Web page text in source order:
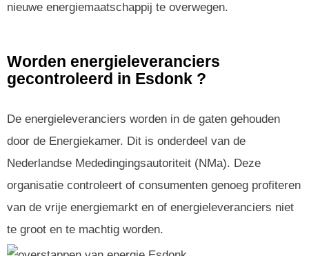
nieuwe energiemaatschappij te overwegen.
Worden energieleveranciers
gecontroleerd in Esdonk ?
De energieleveranciers worden in de gaten gehouden
door de Energiekamer. Dit is onderdeel van de
Nederlandse Mededingingsautoriteit (NMa). Deze
organisatie controleert of consumenten genoeg profiteren
van de vrije energiemarkt en of energieleveranciers niet
te groot en te machtig worden.